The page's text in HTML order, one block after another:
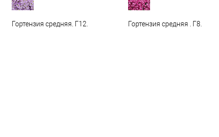
Гортензия средняя. Г12. Гортензия средняя . Г8.